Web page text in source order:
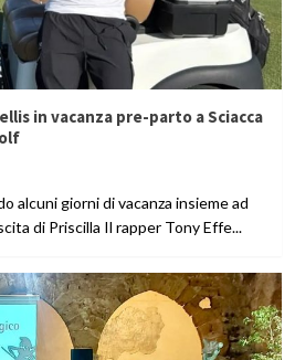
in vacanza pre-parto a Sciacca
alcuni giorni di vacanza insieme ad
di Priscilla Il rapper Tony Effe...